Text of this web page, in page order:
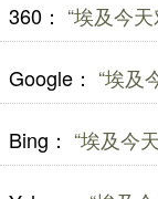
360： “埃及今
Google： “埃及
Bing： “埃及今